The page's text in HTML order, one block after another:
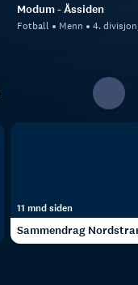
Modum - Åssiden
Fotball Menn 4.
11 mnd siden
Sammendrag